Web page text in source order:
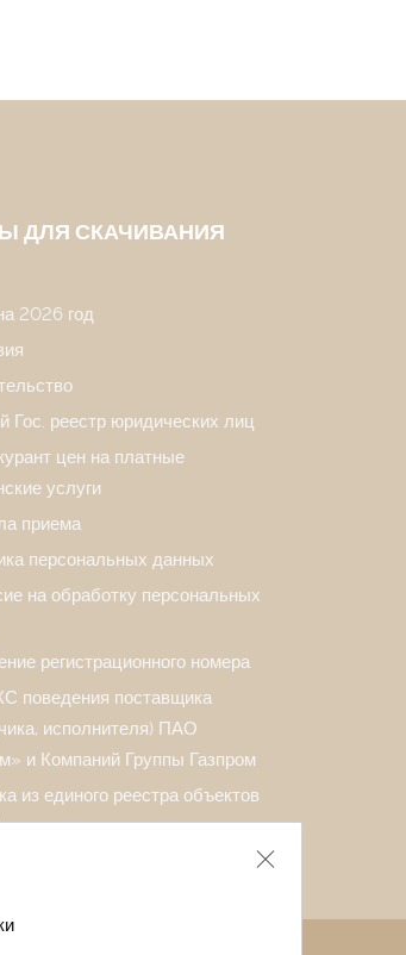
ДЛЯ СКАЧИВАНИЯ
2026 год
Гос. реестр юридических лиц
цен на платные
услуги
приема
персональных данных
на обработку персональных
регистрационного номера
поведения поставщика
исполнителя) ПАО
и Компаний Группы Газпром
из единого реестра объектов